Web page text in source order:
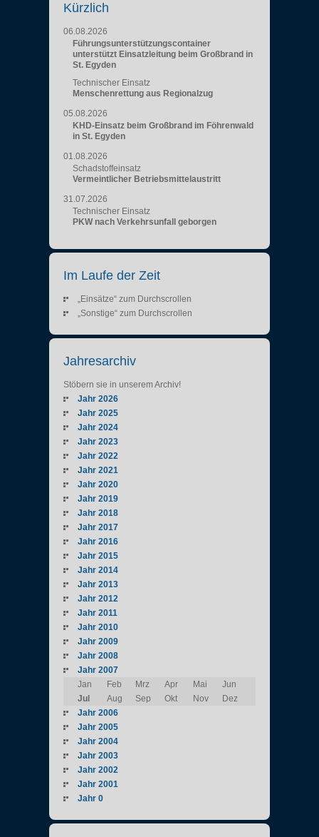
Kürzlich
06.08.2026
Führungsunterstützungscontainer
unterstützt Einsatzleitung beim Großbrand in
St. Egyden
Technischer Einsatz
Menschenrettung aus Regionalzug
05.08.2026
KHD-Einsatz beim Großbrand im Föhrenwald
in St. Egyden
01.08.2026
Schadstoffeinsatz
Vermeintlicher Betriebsmittelaustritt
31.07.2026
Technischer Einsatz
PKW nach Verkehrsunfall geborgen
Im Laufe der Zeit
„Einsätze“ zum Durchscrollen
„Sonstige“ zum Durchscrollen
Jahresarchiv
Stöbern sie in unserem Archiv!
Jahr 2026
Jahr 2025
Jahr 2024
Jahr 2023
Jahr 2022
Jahr 2021
Jahr 2020
Jahr 2019
Jahr 2018
Jahr 2017
Jahr 2016
Jahr 2015
Jahr 2014
Jahr 2013
Jahr 2012
Jahr 2011
Jahr 2010
Jahr 2009
Jahr 2008
Jahr 2007
Jan
Feb Mrz Apr Mai
Jun
Jul
Aug Sep Okt Nov
Dez
Jahr 2006
Jahr 2005
Jahr 2004
Jahr 2003
Jahr 2002
Jahr 2001
Jahr 0